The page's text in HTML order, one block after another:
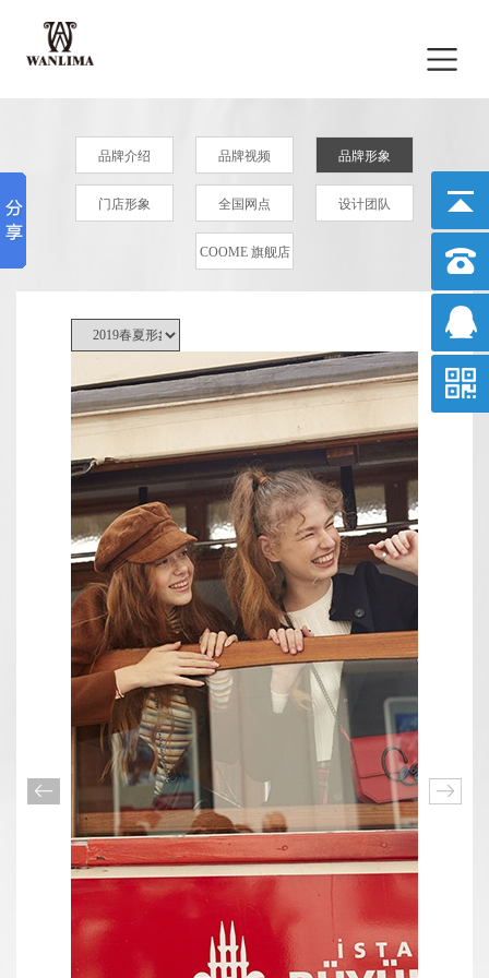
品牌介绍 品牌视频 品牌形象
门店形象 全国网点 设计团队
COOME 旗舰店